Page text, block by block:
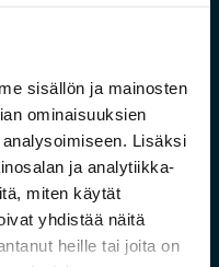
sisällön ja mainosten
ominaisuuksien
Lisäksi
ja analytiikka-
miten käytät
yhdistää näitä
heille tai joita on
ja